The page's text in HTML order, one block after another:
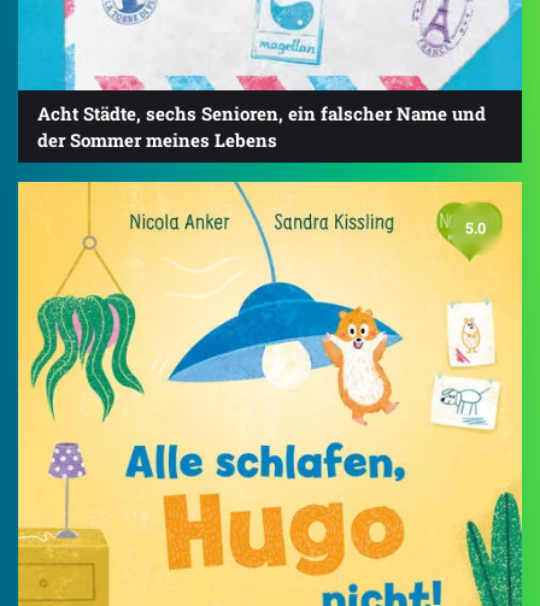
Acht Städte, sechs Senioren, ein falscher Name und
der Sommer meines Lebens
5.0